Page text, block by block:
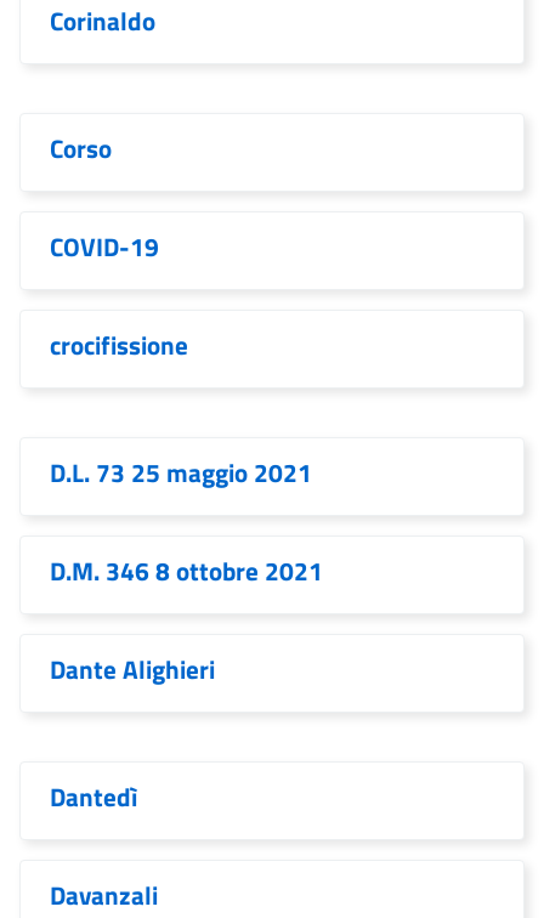
Corinaldo
Corso
COVID-19
crocifissione
D.L. 73 25 maggio 2021
D.M. 346 8 ottobre 2021
Dante Alighieri
Dantedì
Davanzali